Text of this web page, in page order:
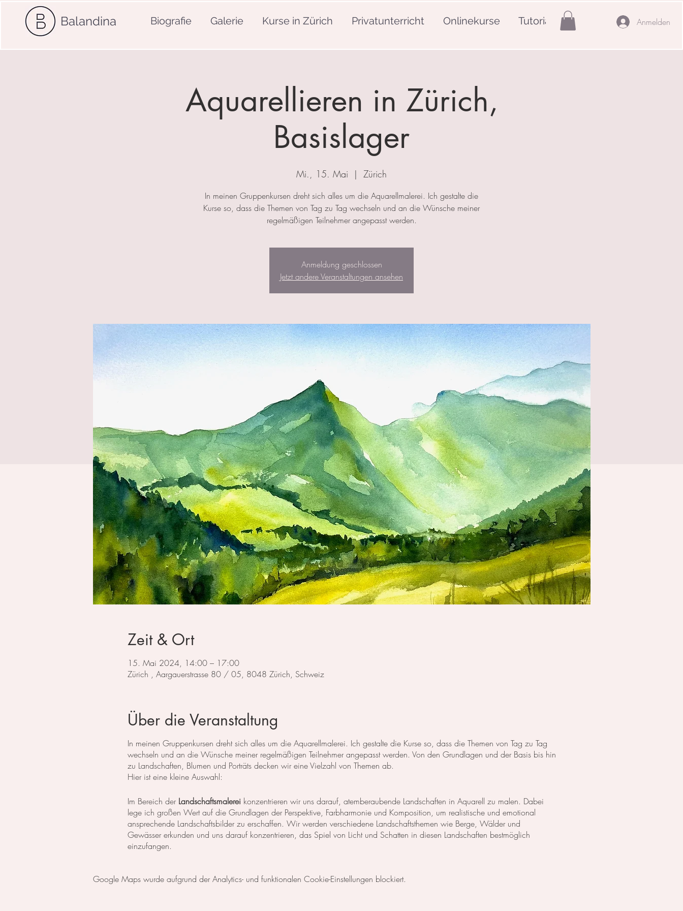
Balandina Biografie Galerie Kurse in Zürich Privatunterricht Onlinekurse Tutorials Anmelden
Aquarellieren in Zürich,
Basislager
Mi., 15. Mai
  |
Zürich
In meinen Gruppenkursen dreht sich alles um die Aquarellmalerei. Ich gestalte die
Kurse so, dass die Themen von Tag zu Tag wechseln und an die Wünsche meiner
regelmäßigen Teilnehmer angepasst werden.
Anmeldung geschlossen
Jetzt andere Veranstaltungen ansehen
Zeit & Ort
15. Mai 2024, 14:00 – 17:00
Zürich , Aargauerstrasse 80 / 05, 8048 Zürich, Schweiz
Über die Veranstaltung
In meinen Gruppenkursen dreht sich alles um die Aquarellmalerei. Ich gestalte die Kurse so, dass die Themen von Tag zu Tag
wechseln und an die Wünsche meiner regelmäßigen Teilnehmer angepasst werden. Von den Grundlagen und der Basis bis hin
zu Landschaften, Blumen und Porträts decken wir eine Vielzahl von Themen ab.
Hier ist eine kleine Auswahl:
Im Bereich der Landschaftsmalereikonzentrieren wir uns darauf, atemberaubende Landschaften in Aquarell zu malen. Dabei
lege ich großen Wert auf die Grundlagen der Perspektive, Farbharmonie und Komposition, um realistische und emotional
ansprechende Landschaftsbilder zu erschaffen. Wir werden verschiedene Landschaftsthemen wie Berge, Wälder und
Gewässer erkunden und uns darauf konzentrieren, das Spiel von Licht und Schatten in diesen Landschaften bestmöglich
einzufangen.
erlernen die notwendigen Techniken, um die Details der Blüten und Blätter so realistisch wie möglich darzustellen. Außerdem
Google Maps wurde aufgrund der Analytics- und funktionalen Cookie-Einstellungen blockiert.